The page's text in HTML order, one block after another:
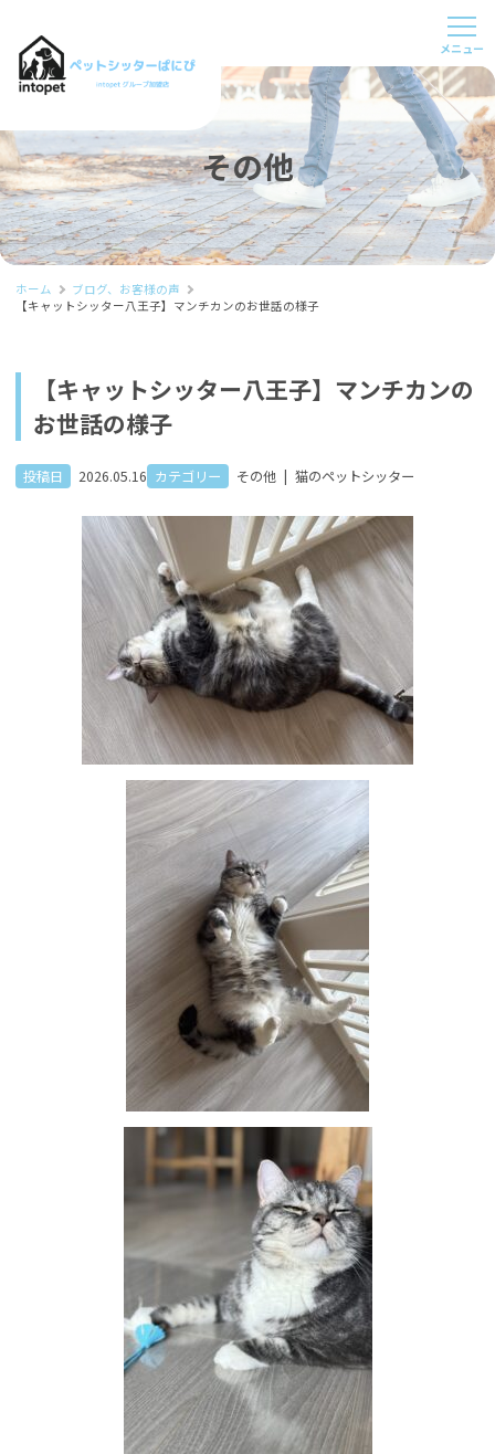
その他
ホーム
ブログ、お客様の声
【キャットシッター八王子】マンチカンのお世話の様子
【キャットシッター八王子】マンチカンの
お世話の様子
投稿日 2026.05.16 カテゴリー その他 | 猫のペットシッター